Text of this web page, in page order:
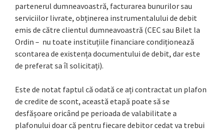
partenerul dumneavoastră, facturarea bunurilor sau
serviciilor livrate, obținerea instrumentalului de debit
emis de către clientul dumneavoastră (CEC sau Bilet la
Ordin – nu toate instituțiile financiare condiționează
scontarea de existența documentului de debit, dar este
de preferat sa îl solicitați).
Este de notat faptul că odată ce ați contractat un plafon
de credite de scont, această etapă poate să se
desfășoare oricând pe perioada de valabilitate a
plafonului doar că pentru fiecare debitor cedat va trebui